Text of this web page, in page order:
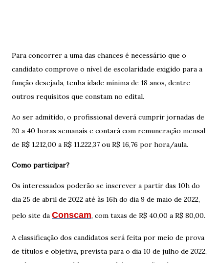
Para concorrer a uma das chances é necessário que o
candidato comprove o nível de escolaridade exigido para a
função desejada, tenha idade mínima de 18 anos, dentre
outros requisitos que constam no edital.
Ao ser admitido, o profissional deverá cumprir jornadas de
20 a 40 horas semanais e contará com remuneração mensal
de R$ 1.212,00 a R$ 11.222,37 ou R$ 16,76 por hora/aula.
Como participar?
Os interessados poderão se inscrever a partir das 10h do
dia 25 de abril de 2022 até às 16h do dia 9 de maio de 2022,
pelo site da Conscam, com taxas de R$ 40,00 a R$ 80,00.
A classificação dos candidatos será feita por meio de prova
de títulos e objetiva, prevista para o dia 10 de julho de 2022,